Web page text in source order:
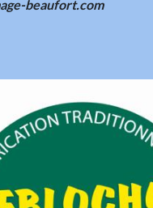
beaufort.com